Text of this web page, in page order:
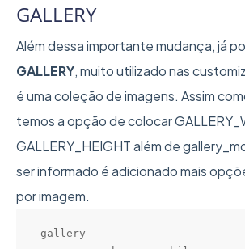
GALLERY
Além dessa importante mudança, já
GALLERY, muito utilizado nas
é uma coleção de imagens. Assim
temos a opção de colocar
GALLERY_HEIGHT além de
ser informado é adicionado mais
por imagem.
gallery